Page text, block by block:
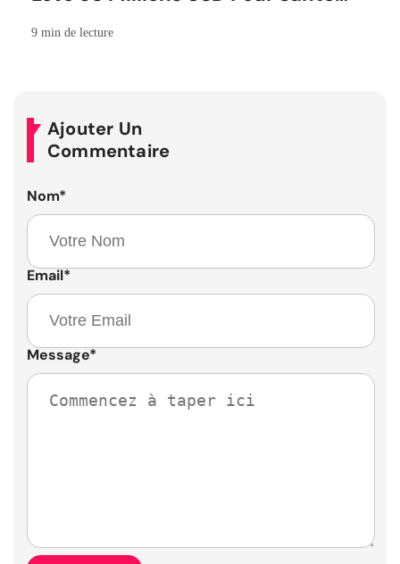
9 min de lecture
Ajouter Un
Commentaire
Nom*
Email*
Message*